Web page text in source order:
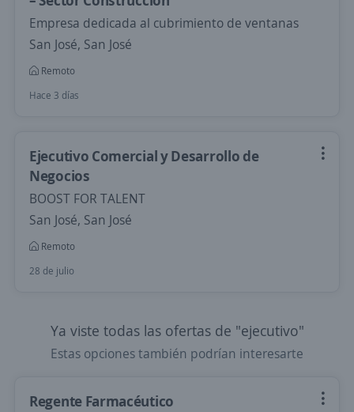
Empresa dedicada al cubrimiento de ventanas
San José, San José
Remoto
Hace 3 días
Ejecutivo Comercial y Desarrollo de
Negocios
BOOST FOR TALENT
San José, San José
Remoto
28 de julio
Ya viste todas las ofertas de "ejecutivo"
Estas opciones también podrían interesarte
Regente Farmacéutico